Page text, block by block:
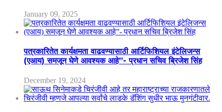
January 09, 2025
पत्रकारितेत कार्यक्षमता वाढवण्यासाठी आर्टिफिशियल इंटेलिजन्स
(एआय) समजून घेणे आवश्यक आहे”- प्रधान सचिव ब्रिजेश सिंह
December 19, 2024